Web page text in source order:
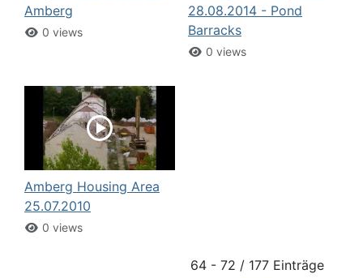
Amberg
0 views
28.08.2014 - Pond
Barracks
0 views
Amberg Housing Area
25.07.2010
0 views
64 - 72 / 177 Einträge